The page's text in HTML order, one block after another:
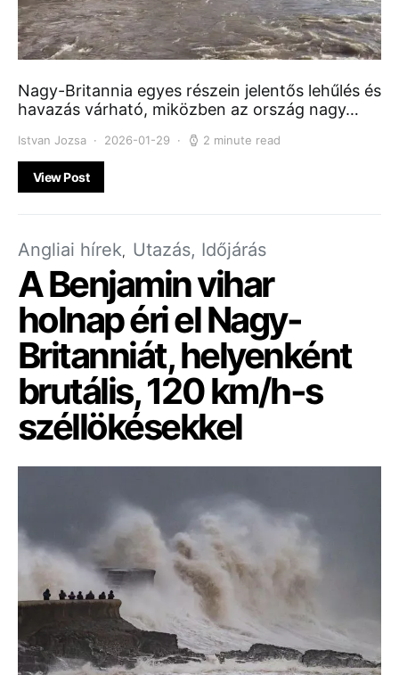
Nagy-Britannia egyes részein jelentős lehűlés és
havazás várható, miközben az ország nagy…
Istvan Jozsa 2026-01-29 2 minute read
View Post
Angliai hírek Utazás, Időjárás
A Benjamin vihar
holnap éri el Nagy-
Britanniát, helyenként
brutális, 120 km/h-s
széllökésekkel